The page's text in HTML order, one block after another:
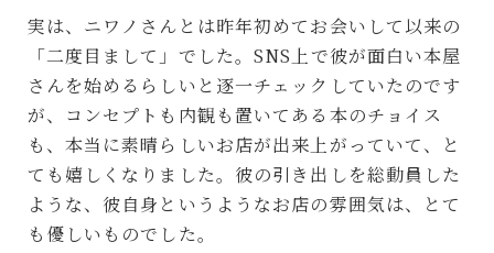
実は、ニワノさんとは昨年初めてお会いして以来の
「二度目まして」でした。SNS上で彼が面白い本屋
さんを始めるらしいと逐一チェックしていたのです
が、コンセプトも内観も置いてある本のチョイス
も、本当に素晴らしいお店が出来上がっていて、と
ても嬉しくなりました。彼の引き出しを総動員した
ような、彼自身というようなお店の雰囲気は、とて
も優しいものでした。